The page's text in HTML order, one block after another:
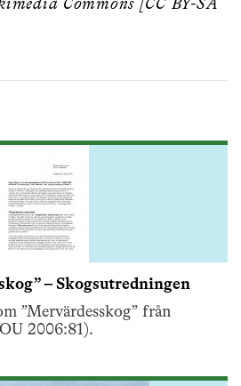
Commons [CC BY-SA
– Skogsutredningen
”Mervärdesskog” från
2006:81).